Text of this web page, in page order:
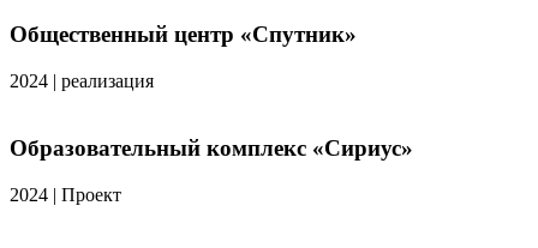
Общественный центр «Спутник»
2024 | реализация
Образовательный комплекс «Сириус»
2024 | Проект